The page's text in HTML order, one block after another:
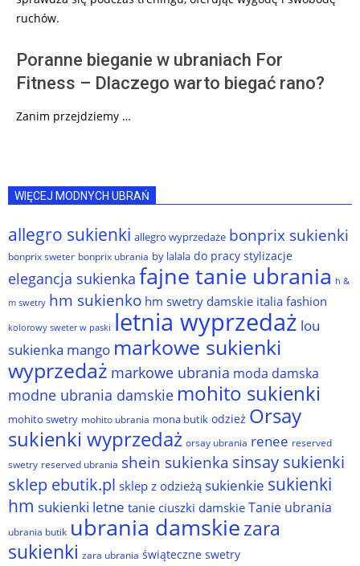
ruchów.
Poranne bieganie w ubraniach For
Fitness – Dlaczego warto biegać rano?
Zanim przejdziemy …
WIĘCEJ MODNYCH UBRAŃ
allegro sukienki allegro wyprzedaże bonprix sukienki
bonprix sweter bonprix ubrania by lalala do pracy stylizacje
elegancja sukienka fajne tanie ubrania h &
m swetry hm sukienko hm swetry damskie italia fashion
kolorowy sweter w paski letnia wyprzedaż lou
sukienka mango markowe sukienki
wyprzedaż markowe ubrania moda damska
modne ubrania damskie mohito sukienki
mohito swetry mohito ubrania mona butik odzież Orsay
sukienki wyprzedaż orsay ubrania renee reserved
swetry reserved ubrania shein sukienka sinsay sukienki
sklep ebutik.pl sklep z odzieżą sukienkie sukienki
hm sukienki letne tanie ciuszki damskie Tanie ubrania
ubrania butik ubrania damskiezara
sukienki zara ubrania świąteczne swetry